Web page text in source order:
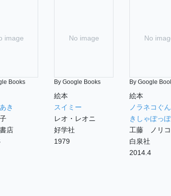
image
Books
き
店
No image
By Google Books
絵本
スイミー
レオ・レオニ
好学社
1979
No
By Google
絵本
ノラネコぐ
きしゃぽっぽ
工藤 ノリコ
白泉社
2014.4